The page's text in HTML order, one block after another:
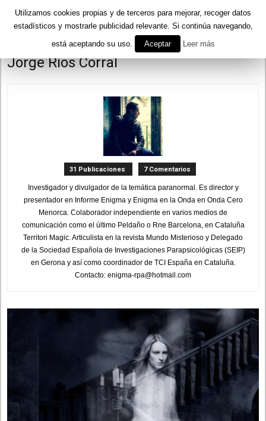
Autores Publicado por Jorge Rios Corral
Jorge Rios Corral
31 Publicaciones 7 Comentarios
Investigador y divulgador de la temática paranormal. Es director y
presentador en Informe Enigma y Enigma en la Onda en Onda Cero
Menorca. Colaborador independiente en varios medios de
comunicación como el último Peldaño o Rne Barcelona, en Cataluña
Territori Magic. Articulista en la revista Mundo Misterioso y Delegado
de la Sociedad Española de Investigaciones Parapsicológicas (SEIP)
en Gerona y así como coordinador de TCI España en Cataluña.
Contacto: enigma-rpa@hotmail.com
Utilizamos cookies propias y de terceros para mejorar, recoger datos
estadísticos y mostrarle publicidad relevante. Si continúa navegando,
está aceptando su uso.
Aceptar Leer más